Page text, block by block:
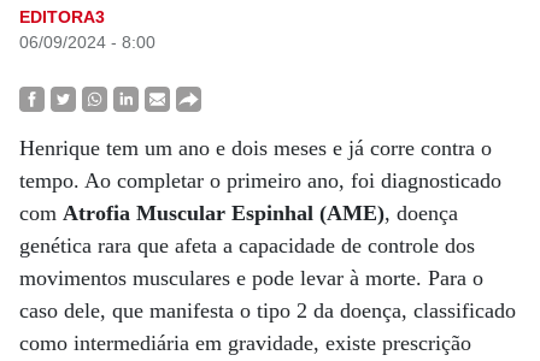
EDITORA3
06/09/2024 - 8:00
Henrique tem um ano e dois meses e já corre contra o
tempo. Ao completar o primeiro ano, foi diagnosticado
com Atrofia Muscular Espinhal (AME), doença
genética rara que afeta a capacidade de controle dos
movimentos musculares e pode levar à morte. Para o
caso dele, que manifesta o tipo 2 da doença, classificado
como intermediária em gravidade, existe prescrição